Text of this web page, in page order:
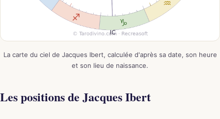
La carte du ciel de Jacques Ibert, calculée d'après sa date, son heure
et son lieu de naissance.
Les positions de Jacques Ibert